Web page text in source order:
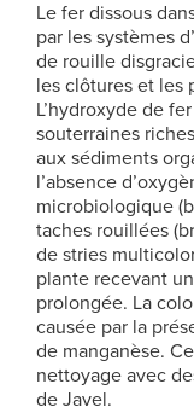
Le fer dissous
par les systèmes
de rouille
les clôtures et les
L’hydroxyde de
souterraines
aux sédiments
l’absence
microbiologique
taches rouillées
de stries
plante recevant
prolongée. La
causée par la
de manganèse.
nettoyage avec
de Javel.